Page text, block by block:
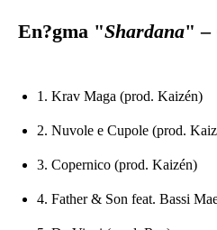
En?gma "Shardana" –
1. Krav Maga (prod. Kaizén)
2. Nuvole e Cupole (prod.
3. Copernico (prod. Kaizén)
4. Father & Son feat. Bassi